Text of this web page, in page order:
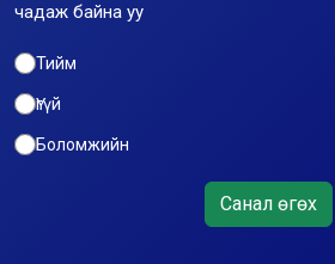
чадаж байна уу
Тийм
Үгүй
Боломжийн
Санал өгөх